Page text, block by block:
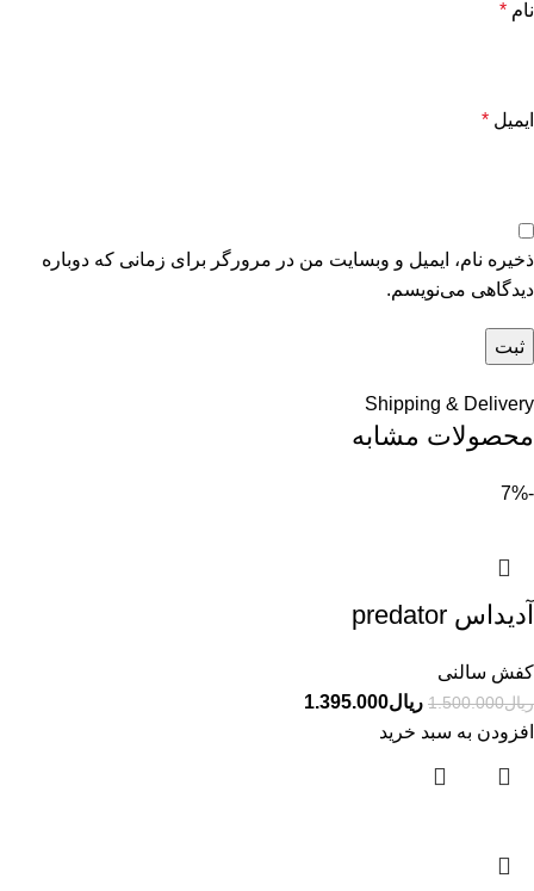
نام *
ایمیل *
ذخیره نام، ایمیل و وبسایت من در مرورگر برای زمانی که دوباره
دیدگاهی می‌نویسم.
Shipping & Delivery
محصولات مشابه
-7%
آدیداس predator
کفش سالنی
ریال1.500.000 ریال1.395.000
افزودن به سبد خرید